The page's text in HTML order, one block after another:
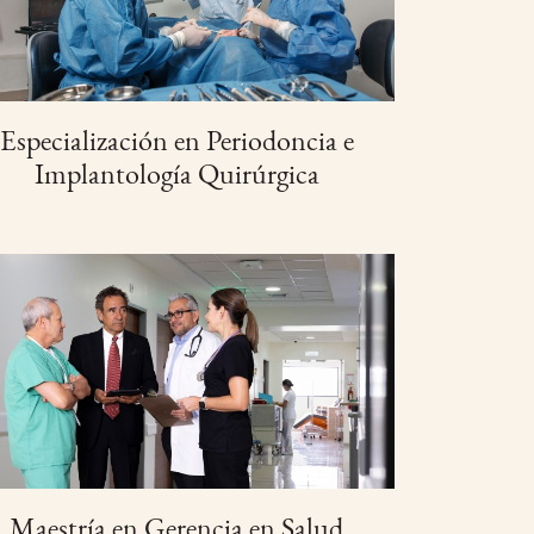
Especialización en Periodoncia e
Implantología Quirúrgica